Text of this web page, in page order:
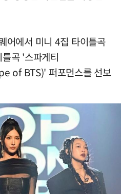
어에서 미니 4집 타이틀곡
곡 '스파게티
of BTS)' 퍼포먼스를 선보